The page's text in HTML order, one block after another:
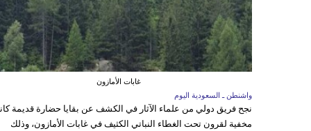
غابات الأمازون
واشنطن ـ السعودية اليوم
نجح فريق دولي من علماء الآثار في الكشف عن بقايا حضارة قديمة
مخفية لقرون تحت الغطاء النباتي الكثيف في غابات الأمازون، وذلك